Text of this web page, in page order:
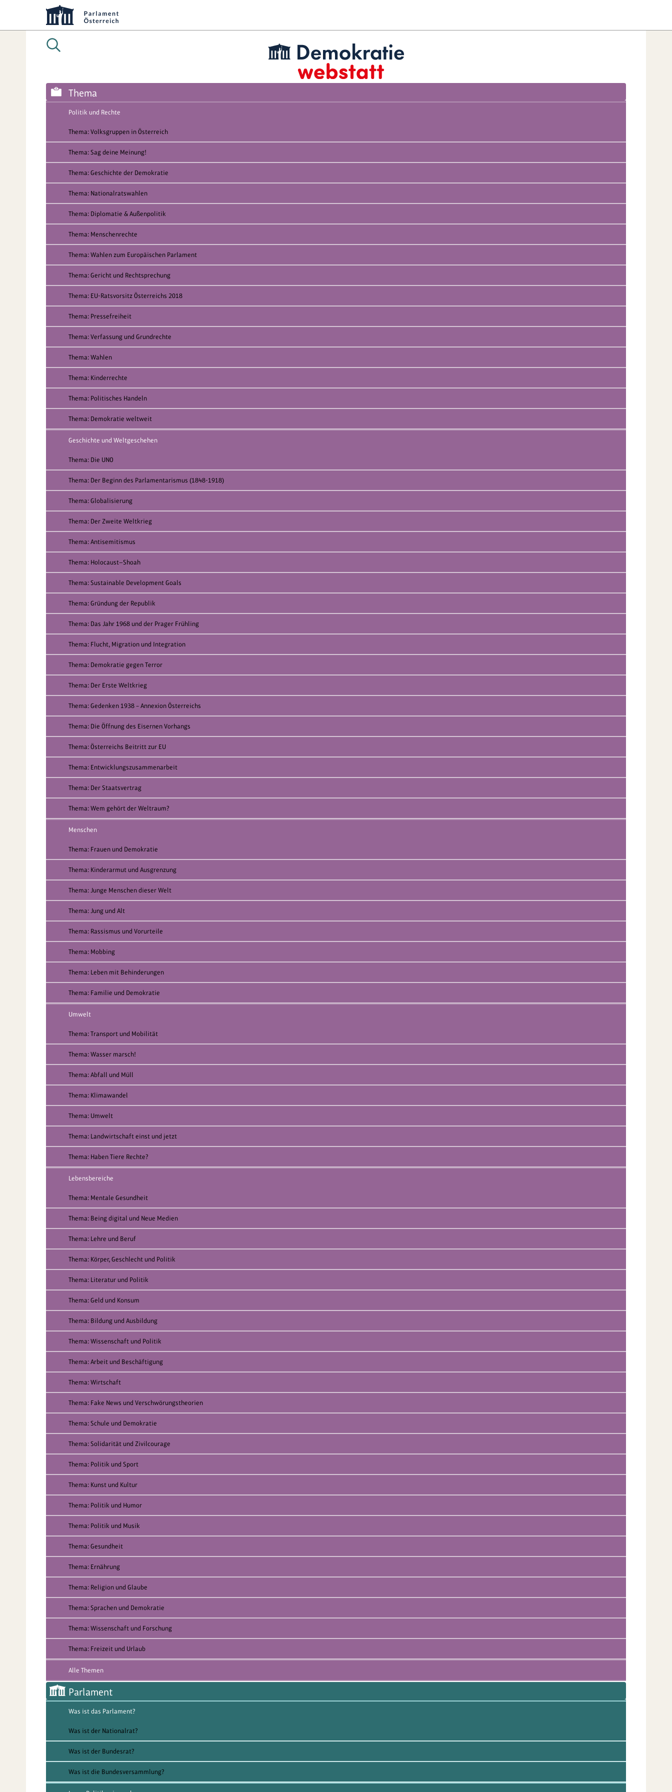
Thema
Politik und Rechte
Thema: Volksgruppen in Österreich
Thema: Sag deine Meinung!
Thema: Geschichte der Demokratie
Thema: Nationalratswahlen
Thema: Diplomatie & Außenpolitik
Thema: Menschenrechte
Thema: Wahlen zum Europäischen Parlament
Thema: Gericht und Rechtsprechung
Thema: EU-Ratsvorsitz Österreichs 2018
Thema: Pressefreiheit
Thema: Verfassung und Grundrechte
Thema: Wahlen
Thema: Kinderrechte
Thema: Politisches Handeln
Thema: Demokratie weltweit
Geschichte und Weltgeschehen
Thema: Die UNO
Thema: Der Beginn des Parlamentarismus (1848-1918)
Thema: Globalisierung
Thema: Der Zweite Weltkrieg
Thema: Antisemitismus
Thema: Holocaust—Shoah
Thema: Sustainable Development Goals
Thema: Gründung der Republik
Thema: Das Jahr 1968 und der Prager Frühling
Thema: Flucht, Migration und Integration
Thema: Demokratie gegen Terror
Thema: Der Erste Weltkrieg
Thema: Gedenken 1938 – Annexion Österreichs
Thema: Die Öffnung des Eisernen Vorhangs
Thema: Österreichs Beitritt zur EU
Thema: Entwicklungszusammenarbeit
Thema: Der Staatsvertrag
Thema: Wem gehört der Weltraum?
Menschen
Thema: Frauen und Demokratie
Thema: Kinderarmut und Ausgrenzung
Thema: Junge Menschen dieser Welt
Thema: Jung und Alt
Thema: Rassismus und Vorurteile
Thema: Mobbing
Thema: Leben mit Behinderungen
Thema: Familie und Demokratie
Umwelt
Thema: Transport und Mobilität
Thema: Wasser marsch!
Thema: Abfall und Müll
Thema: Klimawandel
Thema: Umwelt
Thema: Landwirtschaft einst und jetzt
Thema: Haben Tiere Rechte?
Lebensbereiche
Thema: Mentale Gesundheit
Thema: Being digital und Neue Medien
Thema: Lehre und Beruf
Thema: Körper, Geschlecht und Politik
Thema: Literatur und Politik
Thema: Geld und Konsum
Thema: Bildung und Ausbildung
Thema: Wissenschaft und Politik
Thema: Arbeit und Beschäftigung
Thema: Wirtschaft
Thema: Fake News und Verschwörungstheorien
Thema: Schule und Demokratie
Thema: Solidarität und Zivilcourage
Thema: Politik und Sport
Thema: Kunst und Kultur
Thema: Politik und Humor
Thema: Politik und Musik
Thema: Gesundheit
Thema: Ernährung
Thema: Religion und Glaube
Thema: Sprachen und Demokratie
Thema: Wissenschaft und Forschung
Thema: Freizeit und Urlaub
Alle Themen
Parlament
Was ist das Parlament?
Was ist der Nationalrat?
Was ist der Bundesrat?
Was ist die Bundesversammlung?